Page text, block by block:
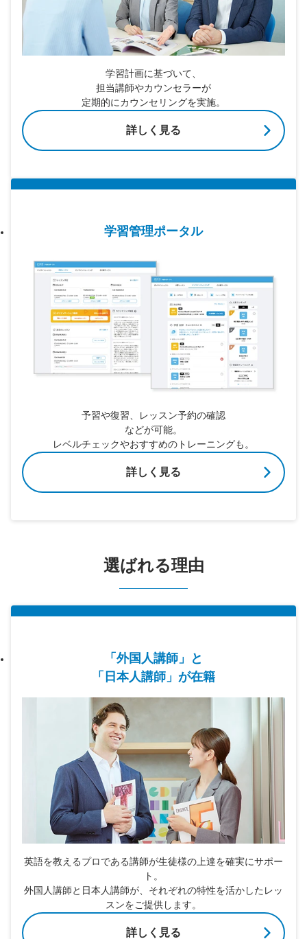
学習計画に基づいて、
担当講師やカウンセラーが
定期的にカウンセリングを実施。
詳しく見る
学習管理ポータル
予習や復習、レッスン予約の確認
などが可能。
レベルチェックやおすすめのトレーニングも。
詳しく見る
選ばれる理由
「外国人講師」と
「日本人講師」が在籍
英語を教えるプロである講師が生徒様の上達を確実にサポー
ト。
外国人講師と日本人講師が、それぞれの特性を活かしたレッ
スンをご提供します。
詳しく見る